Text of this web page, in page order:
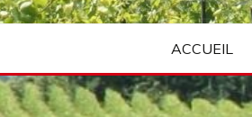
ACCUEIL